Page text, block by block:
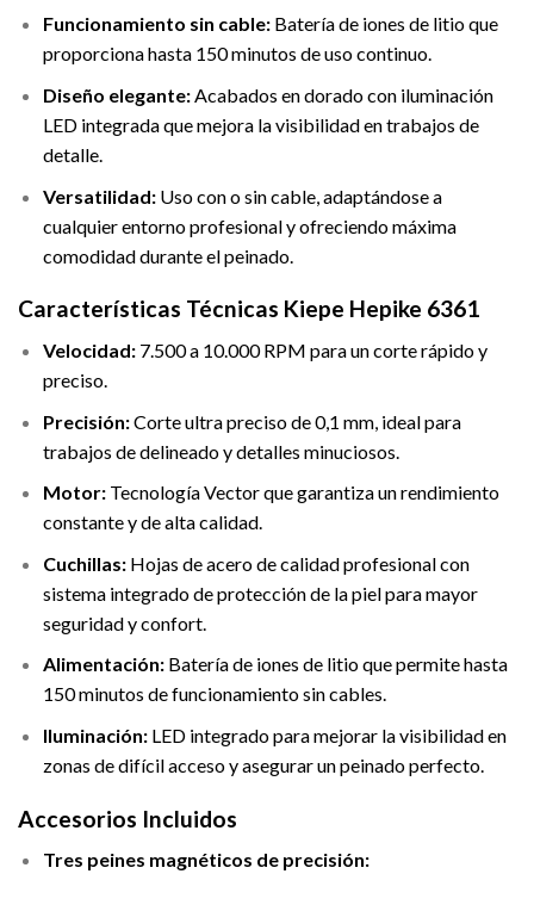
Funcionamiento sin cable:Batería de iones de litio que
proporciona hasta 150 minutos de uso continuo.
Diseño elegante:Acabados en dorado con iluminación
LED integrada que mejora la visibilidad en trabajos de
detalle.
Versatilidad:Uso con o sin cable, adaptándose a
cualquier entorno profesional y ofreciendo máxima
comodidad durante el peinado.
Características Técnicas Kiepe Hepike 6361
Velocidad:7.500 a 10.000 RPM para un corte rápido y
preciso.
Precisión:Corte ultra preciso de 0,1 mm, ideal para
trabajos de delineado y detalles minuciosos.
Motor:Tecnología Vector que garantiza un rendimiento
constante y de alta calidad.
Cuchillas:Hojas de acero de calidad profesional con
sistema integrado de protección de la piel para mayor
seguridad y confort.
Alimentación:Batería de iones de litio que permite hasta
150 minutos de funcionamiento sin cables.
Iluminación:LED integrado para mejorar la visibilidad en
zonas de difícil acceso y asegurar un peinado perfecto.
Accesorios Incluidos
Tres peines magnéticos de precisión: